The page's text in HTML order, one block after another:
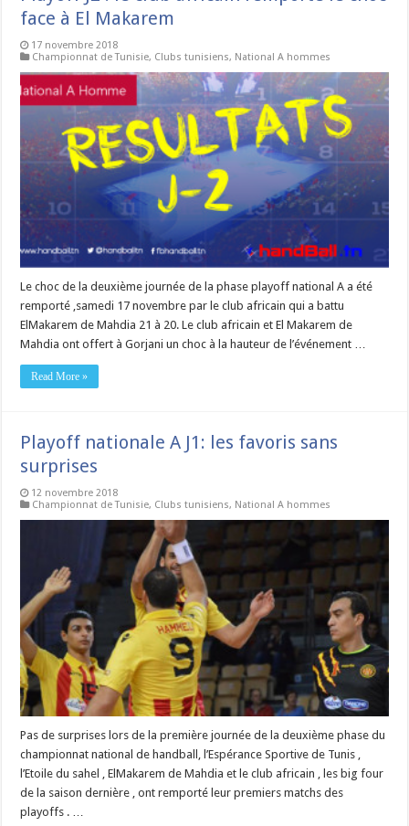
face à El Makarem
17 novembre 2018
Championnat de Tunisie, Clubs tunisiens, National A hommes
Le choc de la deuxième journée de la phase playoff national A a été
remporté ,samedi 17 novembre par le club africain qui a battu
ElMakarem de Mahdia 21 à 20. Le club africain et El Makarem de
Mahdia ont offert à Gorjani un choc à la hauteur de l’événement …
Read More »
Playoff nationale A J1: les favoris sans
surprises
12 novembre 2018
Championnat de Tunisie, Clubs tunisiens, National A hommes
Pas de surprises lors de la première journée de la deuxième phase du
championnat national de handball, l’Espérance Sportive de Tunis ,
l’Etoile du sahel , ElMakarem de Mahdia et le club africain , les big four
de la saison dernière , ont remporté leur premiers matchs des
playoffs . …